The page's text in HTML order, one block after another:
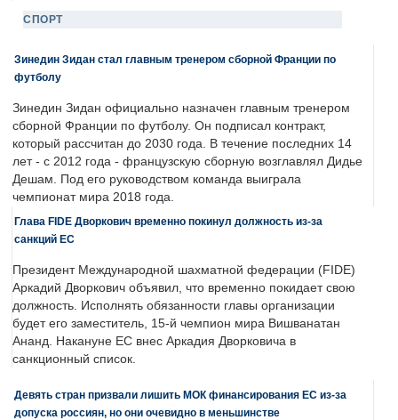
СПОРТ
Зинедин Зидан стал главным тренером сборной Франции по
футболу
Зинедин Зидан официально назначен главным тренером
сборной Франции по футболу. Он подписал контракт,
который рассчитан до 2030 года. В течение последних 14
лет - с 2012 года - французскую сборную возглавлял Дидье
Дешам. Под его руководством команда выиграла
чемпионат мира 2018 года.
Глава FIDE Дворкович временно покинул должность из-за
санкций ЕС
Президент Международной шахматной федерации (FIDE)
Аркадий Дворкович объявил, что временно покидает свою
должность. Исполнять обязанности главы организации
будет его заместитель, 15-й чемпион мира Вишванатан
Ананд. Накануне ЕС внес Аркадия Дворковича в
санкционный список.
Девять стран призвали лишить МОК финансирования ЕС из-за
допуска россиян, но они очевидно в меньшинстве